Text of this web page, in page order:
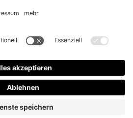
zzgl.Versandkostenund ggf.
wenn nicht anders angegeben.